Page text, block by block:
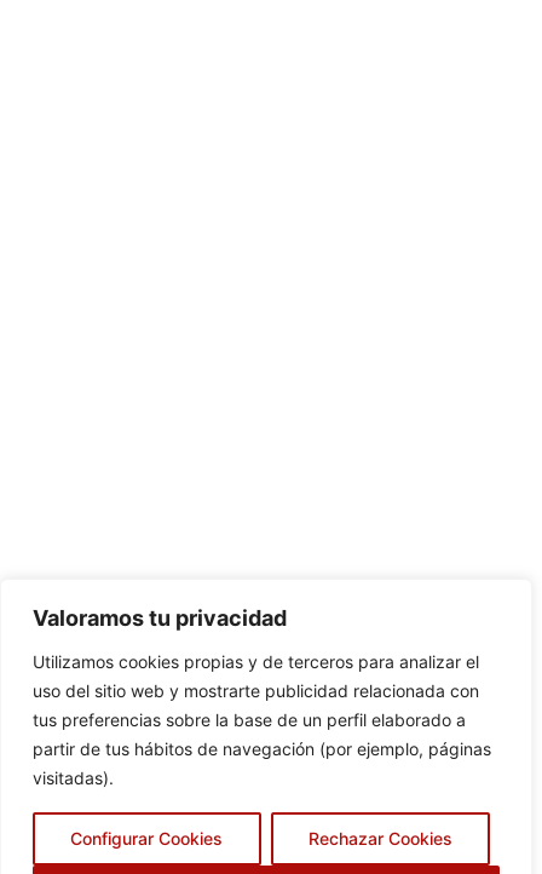
Valoramos tu privacidad
Utilizamos cookies propias y de terceros para analizar el
uso del sitio web y mostrarte publicidad relacionada con
tus preferencias sobre la base de un perfil elaborado a
partir de tus hábitos de navegación (por ejemplo, páginas
visitadas).
Configurar Cookies Rechazar Cookies